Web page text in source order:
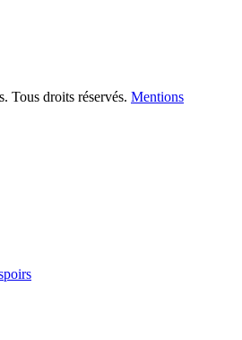
Tous droits réservés. Mentions